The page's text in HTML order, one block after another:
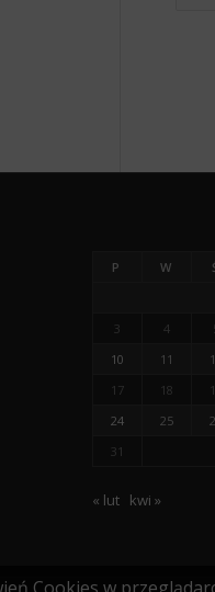
P W
3
4
10
11
17
18
24
25
31
« lut kwi »